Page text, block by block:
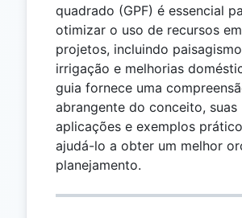
quadrado (GPF) é essencial
otimizar o uso de recursos
projetos, incluindo
irrigação e melhorias
guia fornece uma
abrangente do conceito, suas
aplicações e exemplos
ajudá-lo a obter um melhor
planejamento.